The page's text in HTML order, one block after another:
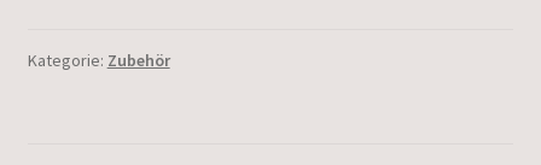
Kategorie: Zubehör